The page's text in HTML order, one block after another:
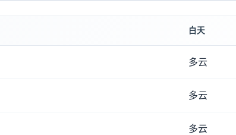
白天
多云
多云
多云